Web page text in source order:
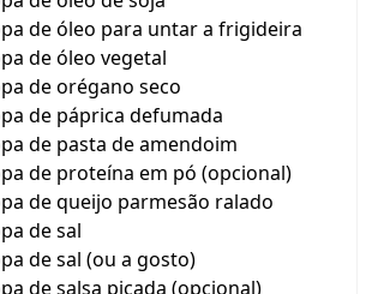
de óleo para untar a frigideira
de óleo vegetal
de orégano seco
de páprica defumada
de pasta de amendoim
de proteína em pó (opcional)
de queijo parmesão ralado
de sal
de sal (ou a gosto)
de salsa picada (opcional)